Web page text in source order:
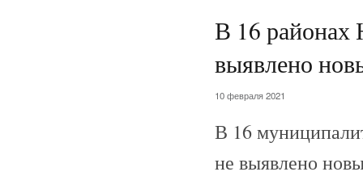
В 16 районах
выявлено
10 февраля 2021
В 16
не выявлено